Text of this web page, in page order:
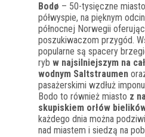
Bodø – 50-tysięczne
półwyspie, na pięknym
północnej Norwegii
poszukiwaczom przygód.
popularne są spacery
ryb w najsilniejszym na
wodnym Saltstraumen
pasażerskimi wzdłuż
Bodo to również miasto z
skupiskiem orłów
każdego dnia można
nad miastem i siedzą na